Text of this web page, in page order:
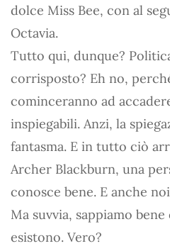
dolce Miss Bee, con al
Octavia.
Tutto qui, dunque?
corrisposto? Eh no,
cominceranno ad
inspiegabili. Anzi, la
fantasma. E in tutto ciò
Archer Blackburn, una
conosce bene. E anche
Ma suvvia, sappiamo
esistono. Vero?